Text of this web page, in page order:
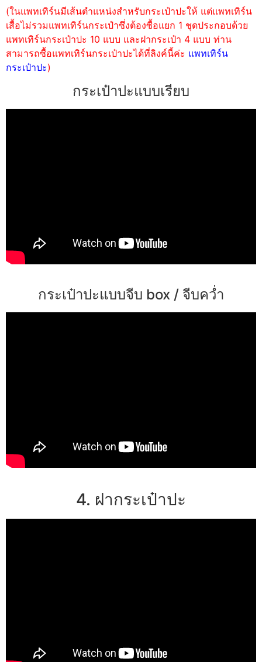
(ในแพทเทิร์นมีเส้นตำแหน่งสำหรับกระเป๋าปะให้ แต่แพทเทิร์น
เสื้อไม่รวมแพทเทิร์นกระเป๋าซึ่งต้องซื้อแยก 1 ชุดประกอบด้วย
แพทเทิร์นกระเป๋าปะ 10 แบบ และฝากระเป๋า 4 แบบ ท่าน
สามารถซื้อแพทเทิร์นกระเป๋าปะได้ที่ลิงค์นี้ค่ะ แพทเทิร์น
กระเป๋าปะ)
กระเป๋าปะแบบเรียบ
กระเป๋าปะแบบจีบ box / จีบคว่ำ
4. ฝากระเป๋าปะ